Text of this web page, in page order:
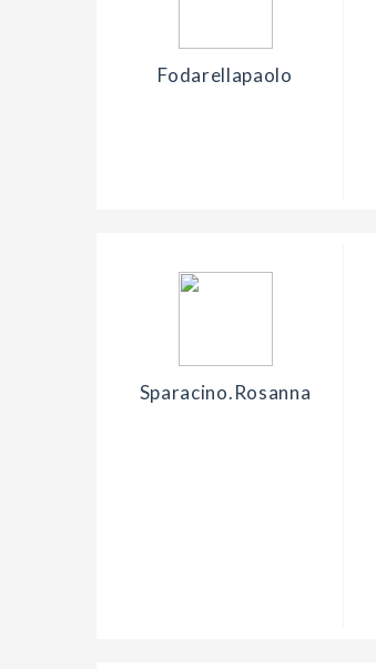
Fodarellapaolo
Sparacino.rosanna